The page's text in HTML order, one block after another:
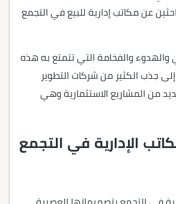
عن مكاتب إدارية للبيع في التجمع
والهدوء والفخامة التي تتمتع به هذه
جذب الكثير من شركات التطوير
من المشاريع الاستثمارية وهي
الإدارية في التجمع
في التجمع بتصميماتها العصرية